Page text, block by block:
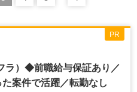
ラ）◆前職給与保証あり／
案件で活躍／転勤なし
PR